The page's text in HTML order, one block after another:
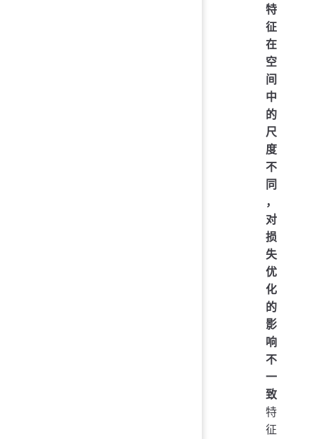
特
征
在
空
间
中
的
尺
度
不
同
，
对
损
失
优
化
的
影
响
不
一
致
特
征